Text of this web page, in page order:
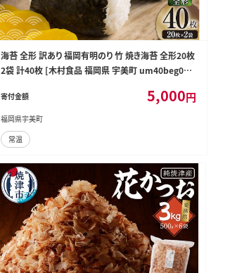
海苔 全形 訳あり 福岡有明のり 竹 焼き海苔 全形20枚
2袋 計40枚 [木村食品 福岡県 宇美町 um40beg040
のり 有明 おにぎり おむすび メール便 メール便対応
寄付金額 5,000円
福岡県宇美町
常温